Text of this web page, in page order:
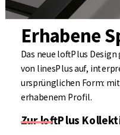
Erhabene
Das neue loftPlus
von linesPlus auf,
ursprünglichen Form:
erhabenem Profil.
Zur loftPlus